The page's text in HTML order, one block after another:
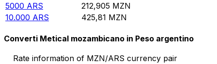
5000 ARS 212,905 MZN
10.000 ARS 425,81 MZN
Converti Metical mozambicano in Peso argentino
Rate information of MZN/ARS currency pair